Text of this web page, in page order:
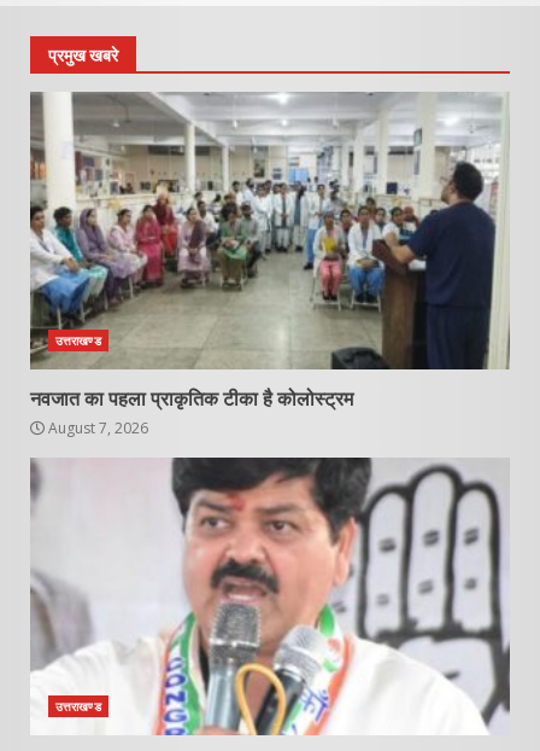
प्रमुख खबरे
उत्तराखण्ड
नवजात का पहला प्राकृतिक टीका है कोलोस्ट्रम
August 7, 2026
उत्तराखण्ड